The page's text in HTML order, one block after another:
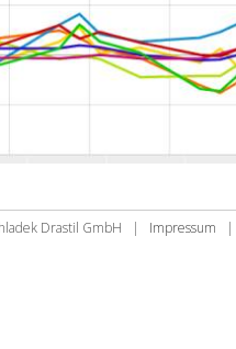
Drastil GmbH | Impressum |